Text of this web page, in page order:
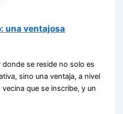
una ventajosa
donde se reside no solo es
sino una ventaja, a nivel
que se inscribe, y un